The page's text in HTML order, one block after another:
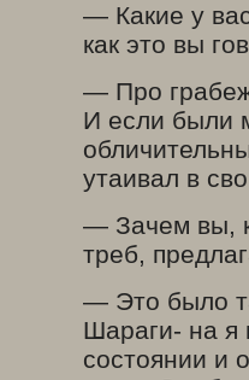
— Какие у вас
как это вы
— Про
И если были
утаивал в
— Зачем вы,
треб,
— Это было
Шараги- на я
состоянии и